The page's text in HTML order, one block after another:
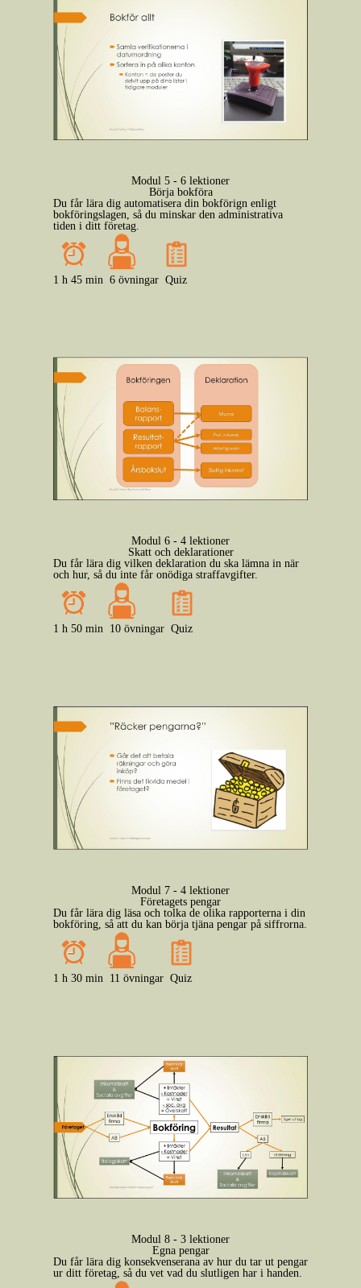
Modul 5 - 6 lektioner
Börja bokföra
Du får lära dig automatisera din bokförign enligt
bokföringslagen, så du minskar den administrativa
tiden i ditt företag.
1 h 45 min 6 övningar Quiz
Modul 6 - 4 lektioner
Skatt och deklarationer
Du får lära dig vilken deklaration du ska lämna in när
och hur, så du inte får onödiga straffavgifter.
1 h 50 min 10 övningar Quiz
Modul 7 - 4 lektioner
Företagets pengar
Du får lära dig läsa och tolka de olika rapporterna i din
bokföring, så att du kan börja tjäna pengar på siffrorna.
1 h 30 min 11 övningar Quiz
Modul 8 - 3 lektioner
Egna pengar
Du får lära dig konsekvenserana av hur du tar ut pengar
ur ditt företag, så du vet vad du slutligen har i handen.